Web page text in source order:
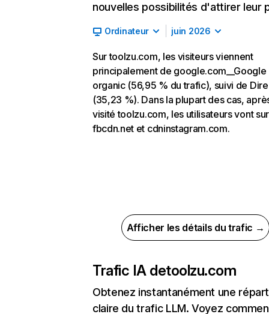
nouvelles possibilités d'attirer leur
Ordinateur juin 2026
Sur toolzu.com, les visiteurs viennent
principalement de google.com__Google
organic (56,95 % du trafic), suivi de
(35,23 %). Dans la plupart des cas,
visité toolzu.com, les utilisateurs vont sur
fbcdn.net et cdninstagram.com.
Afficher les détails du trafic →
Trafic IA detoolzu.com
Obtenez instantanément une
claire du trafic LLM. Voyez